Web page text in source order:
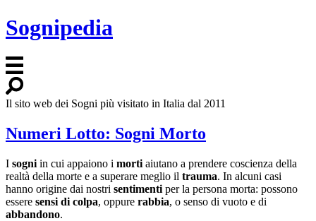
Sognipedia
Il sito web dei Sogni più visitato in Italia dal 2011
Numeri Lotto: Sogni Morto
I sogni in cui appaiono i morti aiutano a prendere coscienza della
realtà della morte e a superare meglio il trauma. In alcuni casi
hanno origine dai nostri sentimenti per la persona morta: possono
essere sensi di colpa, oppure rabbia, o senso di vuoto e di
abbandono.